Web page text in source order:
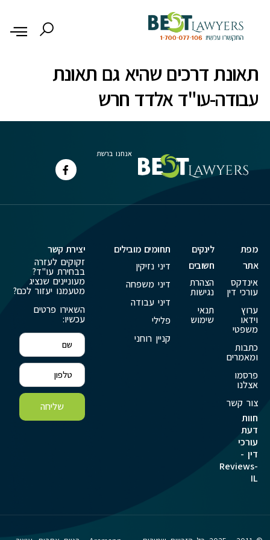
תאונת דרכים שהיא גם תאונת
עבודה-עו"ד אלדד חרש
אנחנו ברשת
מפת
אתר
אינדקס
עורכי דין
ערוץ
וידאו
משפטי
כתבות
ומאמרים
פרסמו
אצלנו
צור קשר
חוות
דעת
עורכי
דין -
Reviews-
IL
לינקים
חשובים
הצהרת
נגישות
תנאי
שימוש
תחומים מובילים
דיני נזיקין
דיני משפחה
דיני עבודה
פלילי
קניין רוחני
יצירת קשר
זקוקים לעזרה
בבחירת עו"ד?
מעוניינים שנציג
מטעמנו יעזור לכם?
השאירו פרטים
עכשיו:
שליחה